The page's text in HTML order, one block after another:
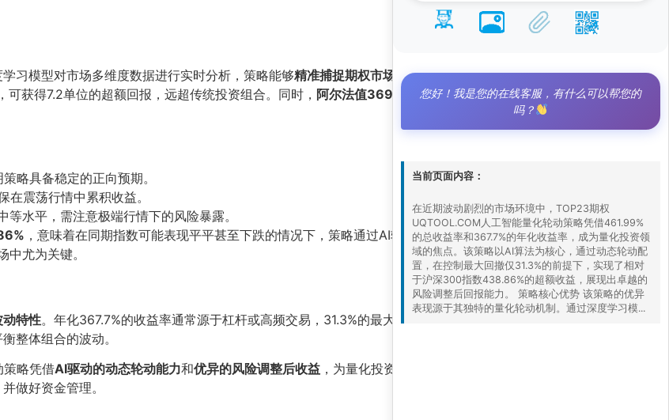
习模型对市场多维度数据进行实时分析，策略能够精准捕捉期权市场的非线性机会，并在不同资产间快
可获得7.2单位的超额回报，远超传统投资组合。同时， 阿尔法值369.32%进一步证实了策略独立于市
略具备稳定的正向预期。
在震荡行情中累积收益。
等水平，需注意极端行情下的风险暴露。
，意味着在同期指数可能表现平平甚至下跌的情况下，策略通过AI轮动有效规避了市场系统性风险，
尤为关键。
特性。年化367.7%的收益率通常源于杠杆或高频交易，31.3%的最大回撤在极端行情下可能进一步扩
整体组合的波动。
策略凭借AI驱动的动态轮动能力和优异的风险调整后收益 ，为量化投资提供了新的范式。然而，投资者在
做好资金管理。
您好！我是您的在线客服，有什么可以帮您的
吗？
当前页面内容：
在近期波动剧烈的市场环境中，TOP23期权
UQTOOL.COM人工智能量化轮动策略凭借461.99%
的总收益率和367.7%的年化收益率，成为量化投资领
域的焦点。该策略以AI算法为核心，通过动态轮动配
置，在控制最大回撤仅31.3%的前提下，实现了相对
于沪深300指数438.86%的超额收益，展现出卓越的
风险调整后回报能力。 策略核心优势 该策略的优异
表现源于其独特的量化轮动机制。通过深度学习模...